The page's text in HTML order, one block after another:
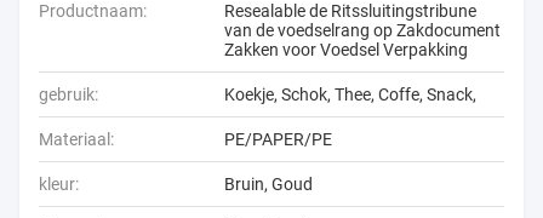
Productnaam:
Resealable de Ritssluitingstribune
van de voedselrang op Zakdocument
Zakken voor Voedsel Verpakking
gebruik: Koekje, Schok, Thee, Coffe, Snack,
Materiaal: PE/PAPER/PE
kleur: Bruin, Goud